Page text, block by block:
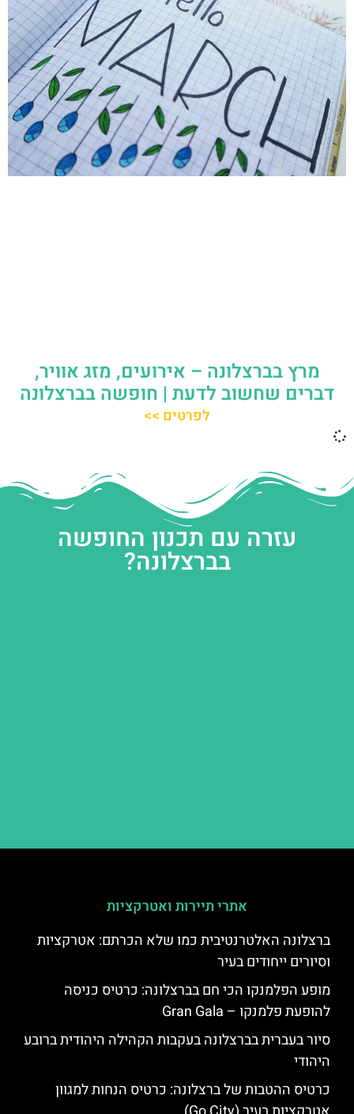
מרץ בברצלונה – אירועים, מזג אוויר,
דברים שחשוב לדעת | חופשה בברצלונה
לפרטים >>
עזרה עם תכנון החופשה
בברצלונה?
אתרי תיירות ואטרקציות
ברצלונה האלטרנטיבית כמו שלא הכרתם: אטרקציות
וסיורים ייחודים בעיר
מופע הפלמנקו הכי חם בברצלונה: כרטיס כניסה
להופעת פלמנקו – Gran Gala
סיור בעברית בברצלונה בעקבות הקהילה היהודית ברובע
היהודי
כרטיס ההטבות של ברצלונה: כרטיס הנחות למגוון